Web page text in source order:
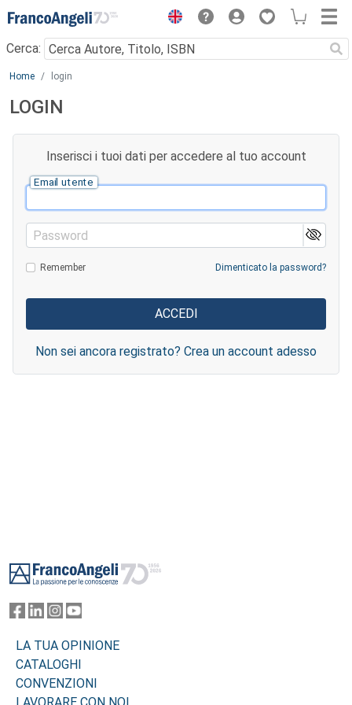
Menu
Cerca:
Main content
Home login
LOGIN
Inserisci i tuoi dati per accedere al tuo account
Email utente
Password
Remember Dimenticato la password?
Non sei ancora registrato? Crea un account adesso
LA TUA OPINIONE
CATALOGHI
CONVENZIONI